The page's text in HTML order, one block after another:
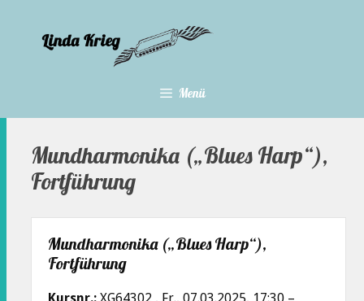
springen
Menü
Mundharmonika („Blues Harp“),
Fortführung
Mundharmonika („Blues Harp“),
Fortführung
Kursnr.: XG64302 , Fr., 07.03.2025, 17:30 –